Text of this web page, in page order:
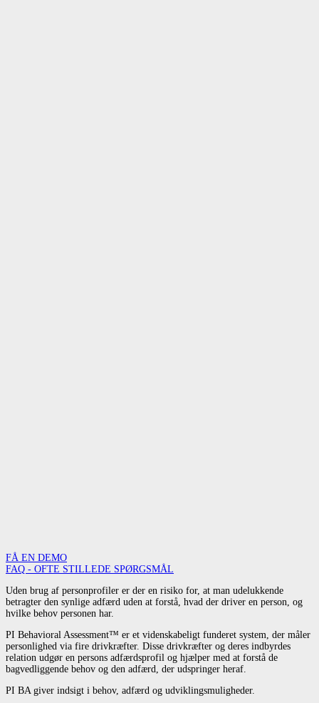
FÅ EN DEMO
FAQ - OFTE STILLEDE SPØRGSMÅL
Uden brug af personprofiler er der en risiko for, at man udelukkende
betragter den synlige adfærd uden at forstå, hvad der driver en person, og
hvilke behov personen har.
PI Behavioral Assessment™ er et videnskabeligt funderet system, der måler
personlighed via fire drivkræfter. Disse drivkræfter og deres indbyrdes
relation udgør en persons adfærdsprofil og hjælper med at forstå de
bagvedliggende behov og den adfærd, der udspringer heraf.
PI BA giver indsigt i behov, adfærd og udviklingsmuligheder.